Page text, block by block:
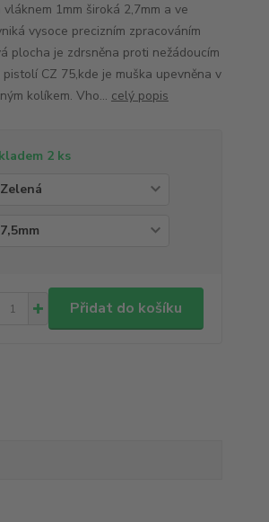
1mm široká 2,7mm a ve
vysoce precizním zpracováním
plocha je zdrsněna proti nežádoucím
CZ 75,kde je muška upevněna v
kolíkem. Vho... celý popis
2 ks
Přidat do košíku